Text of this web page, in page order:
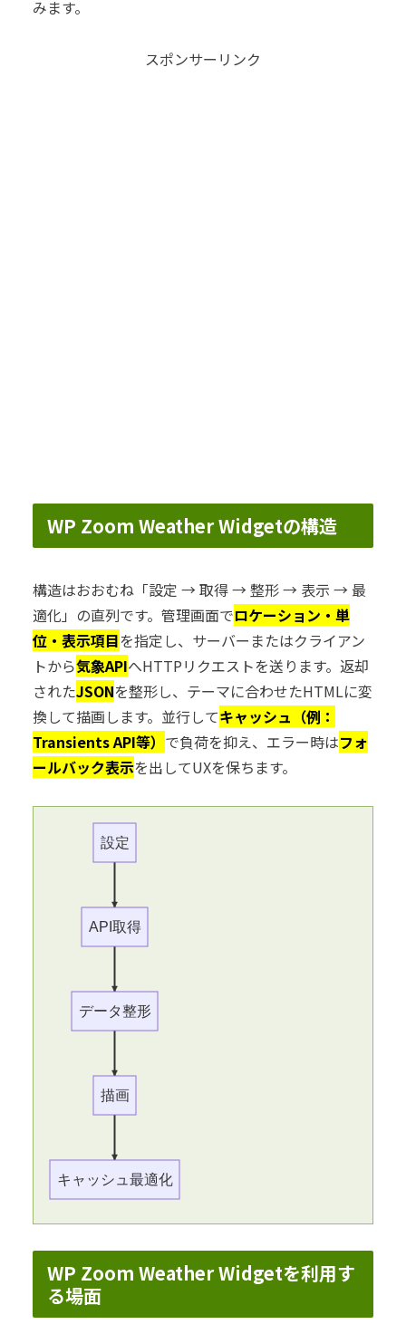
みます。
スポンサーリンク
WP Zoom Weather Widgetの構造
構造はおおむね「設定 → 取得 → 整形 → 表示 → 最
適化」の直列です。管理画面でロケーション・単
位・表示項目を指定し、サーバーまたはクライアン
トから気象APIへHTTPリクエストを送ります。返却
されたJSONを整形し、テーマに合わせたHTMLに変
換して描画します。並行してキャッシュ（例：
Transients API等） で負荷を抑え、エラー時はフォ
ールバック表示を出してUXを保ちます。
設定
API取得
データ整形
描画
キャッシュ最適化
WP Zoom Weather Widgetを利用す
る場面